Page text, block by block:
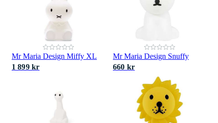
Mr Maria Design Miffy XL
1 899 kr
Mr Maria Design Snuffy
660 kr